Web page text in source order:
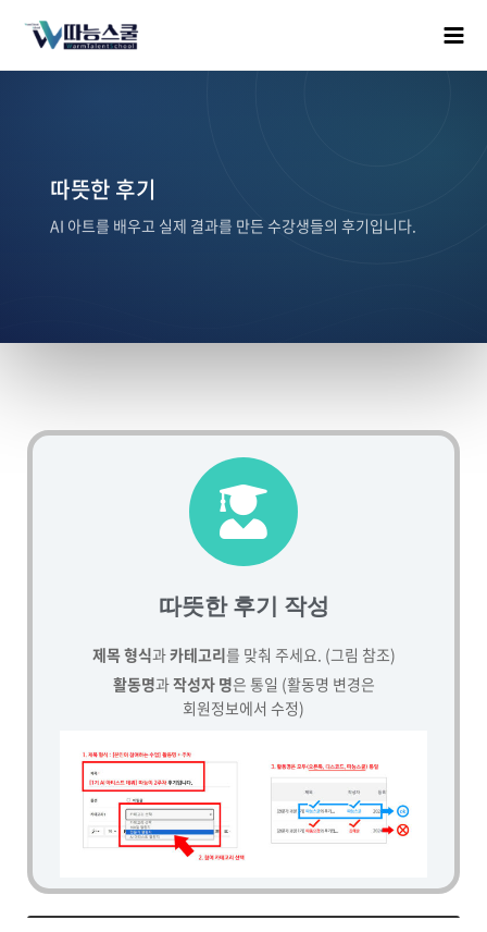
따뜻한 후기
AI 아트를 배우고 실제 결과를 만든 수강생들의 후기입니다.
따뜻한 후기 작성
제목 형식과카테고리를 맞춰 주세요. (그림 참조)
활동명과작성자 명은 통일 (활동명 변경은
회원정보에서 수정)